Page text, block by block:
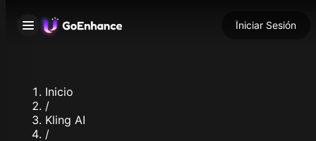
Iniciar Sesión
Inicio
/
Kling AI
/